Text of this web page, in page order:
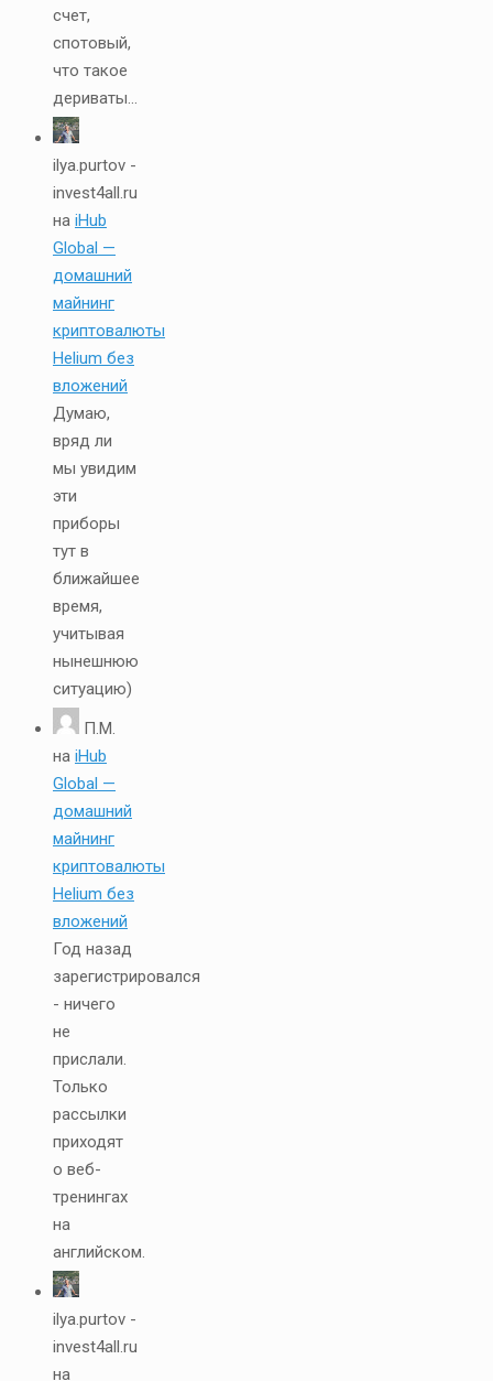
счет,
спотовый,
что такое
дериваты...
ilya.purtov -
invest4all.ru
на iHub
Global —
домашний
майнинг
криптовалюты
Helium без
вложений
Думаю,
вряд ли
мы увидим
эти
приборы
тут в
ближайшее
время,
учитывая
нынешнюю
ситуацию)
П.М.
на iHub
Global —
домашний
майнинг
криптовалюты
Helium без
вложений
Год назад
зарегистрировался
- ничего
не
прислали.
Только
рассылки
приходят
о веб-
тренингах
на
английском.
ilya.purtov -
invest4all.ru
на